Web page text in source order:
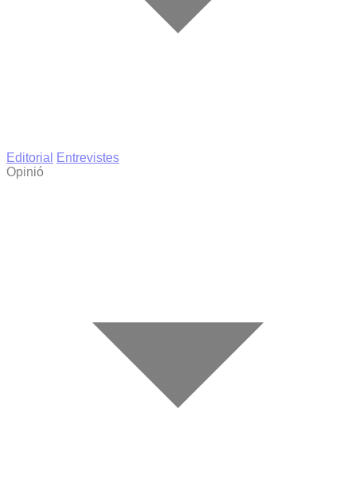
Editorial
Entrevistes
Opinió